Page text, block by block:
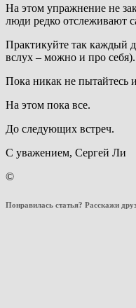
На этом упражнение не
люди редко отслеживают
Практикуйте так каждый
вслух – можно и про себя).
Пока никак не пытайтесь
На этом пока все.
До следующих встреч.
С уважением, Сергей Ли
©
Понравилась статья? Расскажи